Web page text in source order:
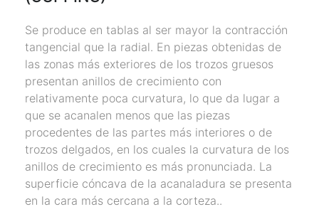
Se produce en tablas al ser mayor la contracción
tangencial que la radial. En piezas obtenidas de
las zonas más exteriores de los trozos gruesos
presentan anillos de crecimiento con
relativamente poca curvatura, lo que da lugar a
que se acanalen menos que las piezas
procedentes de las partes más interiores o de
trozos delgados, en los cuales la curvatura de los
anillos de crecimiento es más pronunciada. La
superficie cóncava de la acanaladura se presenta
en la cara más cercana a la corteza..